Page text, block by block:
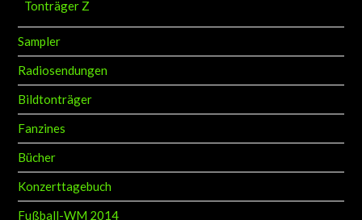
Sampler
Radiosendungen
Bildtonträger
Fanzines
Bücher
Konzerttagebuch
Fußball-WM 2014